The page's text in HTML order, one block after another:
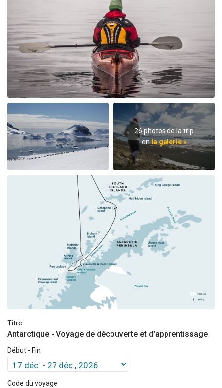
26 photos de la trip
en la galerie »
Titre
Antarctique - Voyage de découverte et d'apprentissage
Début - Fin
Code du voyage